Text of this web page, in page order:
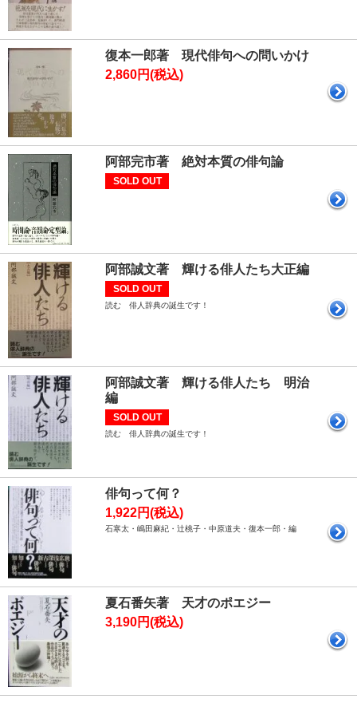
復本一郎著 現代俳句への問いかけ
2,860円(税込)
阿部完市著 絶対本質の俳句論
SOLD OUT
阿部誠文著 輝ける俳人たち大正編
SOLD OUT
読む 俳人辞典の誕生です！
阿部誠文著 輝ける俳人たち 明治
編
SOLD OUT
読む 俳人辞典の誕生です！
俳句って何？
1,922円(税込)
石寒太・嶋田麻紀・辻桃子・中原道夫・復本一郎・編
夏石番矢著 天才のポエジー
3,190円(税込)